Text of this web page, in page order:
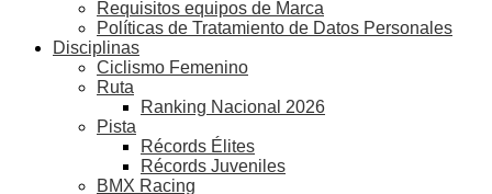
Requisitos equipos de Marca
Políticas de Tratamiento de Datos Personales
Disciplinas
Ciclismo Femenino
Ruta
Ranking Nacional 2026
Pista
Récords Élites
Récords Juveniles
BMX Racing